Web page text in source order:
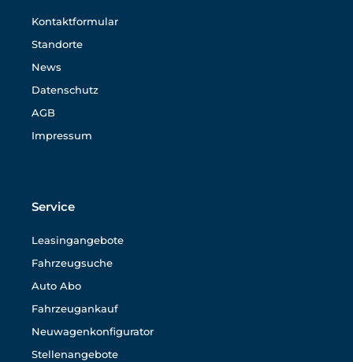
Kontaktformular
Standorte
News
Datenschutz
AGB
Impressum
Service
Leasingangebote
Fahrzeugsuche
Auto Abo
Fahrzeugankauf
Neuwagenkonfigurator
Stellenangebote